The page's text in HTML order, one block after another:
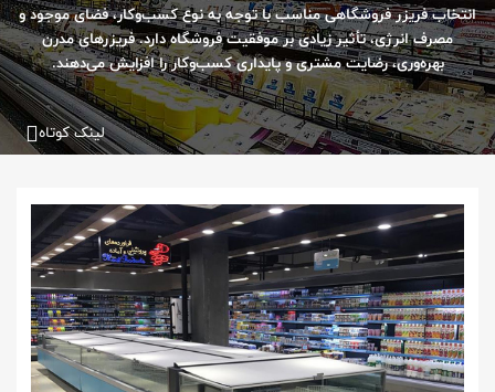
انتخاب فریزر فروشگاهی مناسب با توجه به نوع کسب‌وکار، فضای موجود و
مصرف انرژی، تأثیر زیادی بر موفقیت فروشگاه دارد. فریزرهای مدرن
بهره‌وری، رضایت مشتری و پایداری کسب‌وکار را افزایش می‌دهند.
لینک کوتاه